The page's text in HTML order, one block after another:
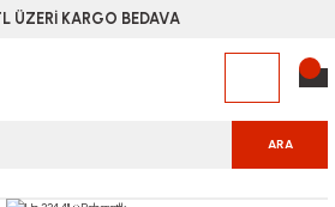
ÜZERİ KARGO BEDAVA
ARA